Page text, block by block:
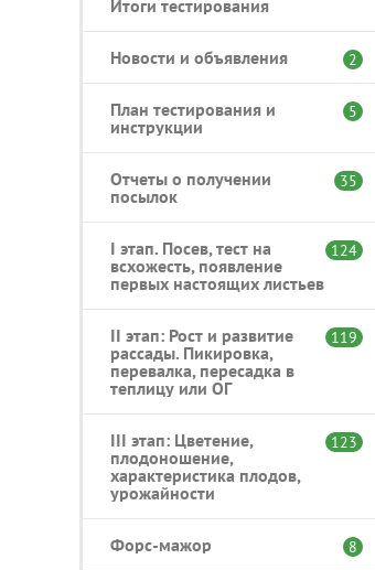
Итоги тестирования
Новости и объявления 2
План тестирования и
инструкции
5
Отчеты о получении
посылок
35
I этап. Посев, тест на
всхожесть, появление
первых настоящих листьев
124
II этап: Рост и развитие
рассады. Пикировка,
перевалка, пересадка в
теплицу или ОГ
119
III этап: Цветение,
плодоношение,
характеристика плодов,
урожайности
123
Форс-мажор 8